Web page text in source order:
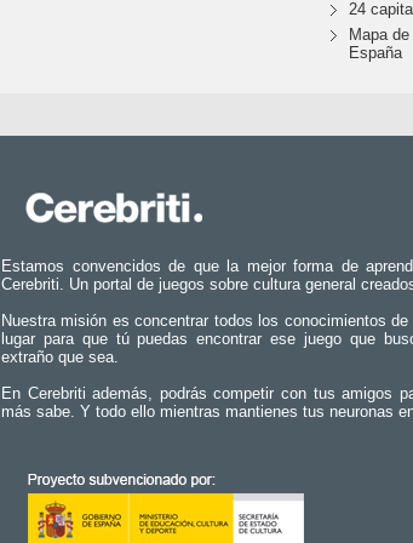
24
Mapa
España
Estamos convencidos de que la mejor forma de
Cerebriti. Un portal de juegos sobre cultura general
Nuestra misión es concentrar todos los conocimientos
lugar para que tú puedas encontrar ese juego que
extraño que sea.
En Cerebriti además, podrás competir con tus amigos
más sabe. Y todo ello mientras mantienes tus neuronas